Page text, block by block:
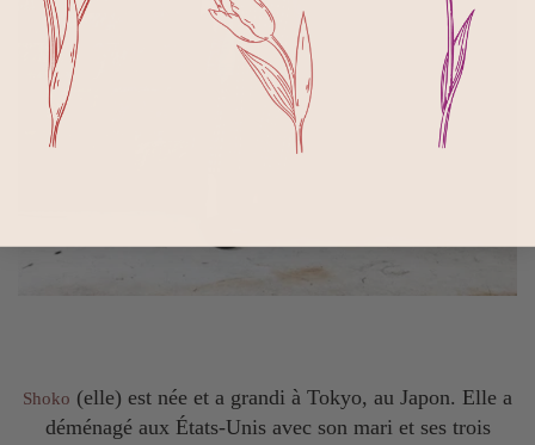
Shoko (elle) est née et a grandi à Tokyo, au Japon. Elle a
déménagé aux États-Unis avec son mari et ses trois